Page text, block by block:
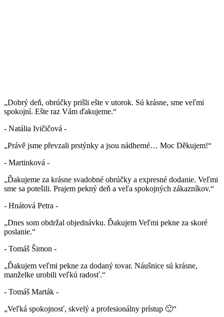
„Dobrý deň, obrúčky prišli ešte v utorok. Sú krásne, sme veľmi
spokojní. Ešte raz Vám ďakujeme.“
- Natália Ivičičová -
„Právě jsme převzali prstýnky a jsou nádherné… Moc Děkujem!“
- Martinková -
„Ďakujeme za krásne svadobné obrúčky a expresné dodanie. Veľmi
sme sa potešili. Prajem pekný deň a veľa spokojných zákazníkov.“
- Hnátová Petra -
„Dnes som obdržal objednávku. Ďakujem Veľmi pekne za skoré
poslanie.“
- Tomáš Šimon -
„Ďakujem veľmi pekne za dodaný tovar. Náušnice sú krásne,
manželke urobili veľkú radosť.“
- Tomáš Marták -
„Veľká spokojnosť, skvelý a profesionálny prístup 🙂“